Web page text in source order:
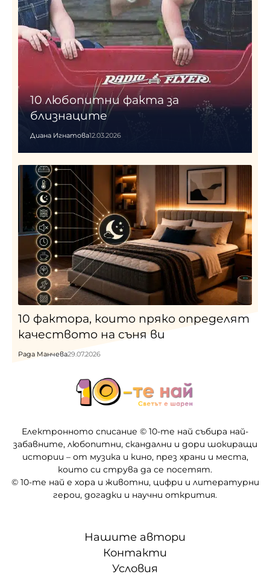
10 любопитни факта за
близнаците
Диана Игнатова12.03.2026
10 фактора, които пряко определят
качеството на съня ви
Рада Манчева29.07.2026
Електронното списание © 10-те най събира най-
забавните, любопитни, скандални и дори шокиращи
истории – от музика и кино, през храни и места,
които си струва да се посетят.
© 10-те най е хора и животни, цифри и литературни
герои, догадки и научни открития.
Нашите автори
Контакти
Условия